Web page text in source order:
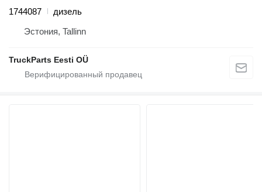
1744087
дизель
Эстония, Tallinn
TruckParts Eesti OÜ